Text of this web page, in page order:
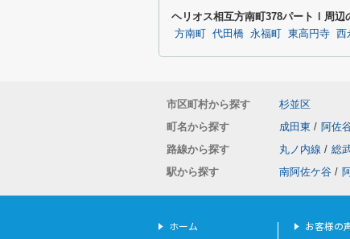
ヘリオス相互方南町378パートⅠ周辺
方南町 代田橋 永福町 東高円寺 西
市区町村から探す
杉並区
町名から探す
成田東 / 阿佐
路線から探す
丸ノ内線 / 総
駅から探す
南阿佐ケ谷 /
ホーム お客様の